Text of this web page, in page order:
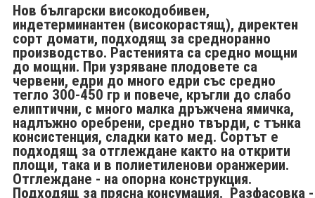
Нов български високодобивен,
индетерминантен (високорастящ), директен
сорт домати, подходящ за средноранно
производство. Растенията са средно мощни
до мощни. При узряване плодовете са
червени, едри до много едри със средно
тегло 300-450 гр и повече, кръгли до слабо
елиптични, с много малка дръжчена ямичка,
надлъжно оребрени, средно твърди, с тънка
консистенция, сладки като мед. Сортът е
подходящ за отглеждане както на открити
площи, така и в полиетиленови оранжерии.
Отглеждане - на опорна конструкция.
Подходящ за прясна консумация. Разфасовка -